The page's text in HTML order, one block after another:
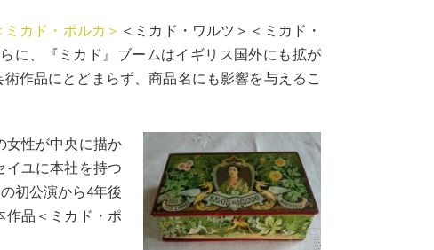
ミカド・ポルカ＞ ＜ミカド・ワルツ＞＜ミカド・
に、『ミカド』ブームはイギリス国外にも拡が
作品にとどまらず、商品名にも影響を与えるこ
女性が中央に描か
イユに本社を持つ
初公演から4年後
作品＜ミカド・ポ